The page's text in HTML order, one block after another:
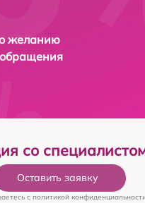
желанию
со
Оставить заявку
c политикой конфиденциальности